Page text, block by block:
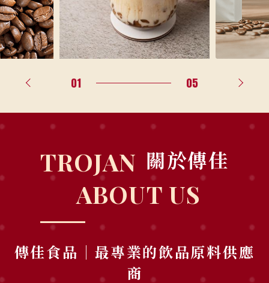
02 05
TROJAN 關於傳佳
ABOUT US
傳佳食品｜最專業的飲品原料供應
商